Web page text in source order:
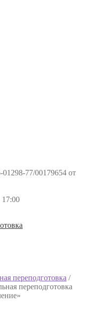
77/00179654 от
переподготовка /
переподготовка